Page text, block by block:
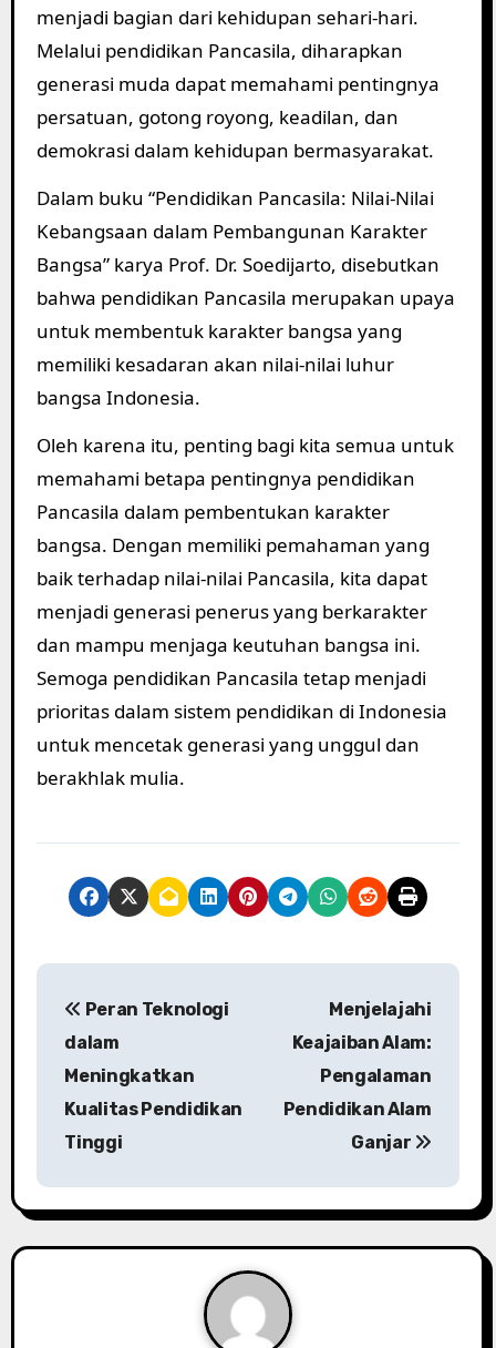
menjadi bagian dari kehidupan sehari-hari.
Melalui pendidikan Pancasila, diharapkan
generasi muda dapat memahami pentingnya
persatuan, gotong royong, keadilan, dan
demokrasi dalam kehidupan bermasyarakat.
Dalam buku “Pendidikan Pancasila: Nilai-Nilai
Kebangsaan dalam Pembangunan Karakter
Bangsa” karya Prof. Dr. Soedijarto, disebutkan
bahwa pendidikan Pancasila merupakan upaya
untuk membentuk karakter bangsa yang
memiliki kesadaran akan nilai-nilai luhur
bangsa Indonesia.
Oleh karena itu, penting bagi kita semua untuk
memahami betapa pentingnya pendidikan
Pancasila dalam pembentukan karakter
bangsa. Dengan memiliki pemahaman yang
baik terhadap nilai-nilai Pancasila, kita dapat
menjadi generasi penerus yang berkarakter
dan mampu menjaga keutuhan bangsa ini.
Semoga pendidikan Pancasila tetap menjadi
prioritas dalam sistem pendidikan di Indonesia
untuk mencetak generasi yang unggul dan
berakhlak mulia.
P
a
v
Peran Teknologi
dalam
Meningkatkan
Kualitas Pendidikan
Tinggi
Menjelajahi
Keajaiban Alam:
Pengalaman
Pendidikan Alam
Ganjar